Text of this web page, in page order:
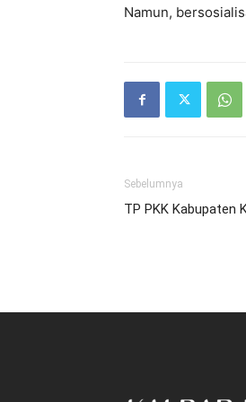
Namun,
Sebelumnya
TP PKK Kabupaten